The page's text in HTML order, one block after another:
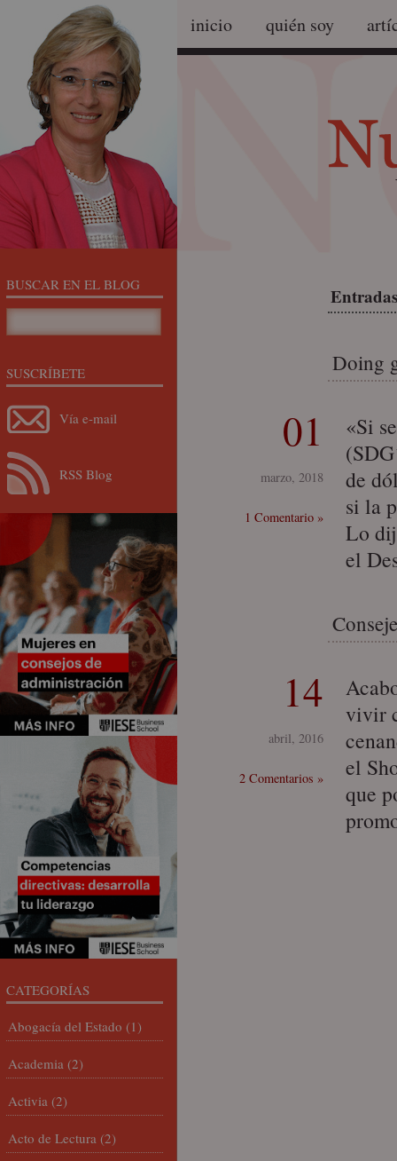
inicio quién soy
Doing
01
marzo, 2018
1 Comentario »
«Si
de
si la
Lo
el
14
abril, 2016
2 Comentarios »
vivir
el
que
BUSCAR EN EL BLOG
SUSCRÍBETE
Vía e-mail
RSS Blog
CATEGORÍAS
Abogacía del Estado (1)
Academia (2)
Activia (2)
Acto de Lectura (2)